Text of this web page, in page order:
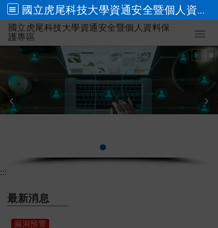
國立虎尾科技大學資通安全暨個人資料保護專區
跳到主要內容
國立虎尾科技大學資通安全暨個人資料保
護專區
:::
最新消息
漏洞預警